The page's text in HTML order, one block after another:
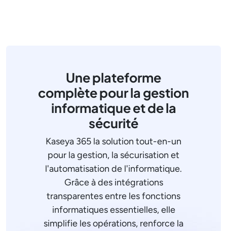
Une plateforme
complète pour la gestion
informatique et de la
sécurité
Kaseya 365 la solution tout-en-un
pour la gestion, la sécurisation et
l'automatisation de l'informatique.
Grâce à des intégrations
transparentes entre les fonctions
informatiques essentielles, elle
simplifie les opérations, renforce la